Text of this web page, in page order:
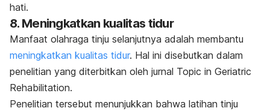
hati.
8. Meningkatkan kualitas tidur
Manfaat olahraga tinju selanjutnya adalah membantu
meningkatkan kualitas tidur. Hal ini disebutkan dalam
penelitian yang diterbitkan oleh jurnal Topic in Geriatric
Rehabilitation.
Penelitian tersebut menunjukkan bahwa latihan tinju